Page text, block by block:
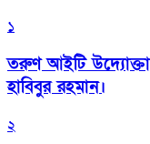
১
তরুণ আইটি উদ্যোক্তা
হাবিবুর রহমান।
২